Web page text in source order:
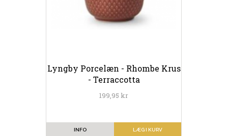
Lyngby Porcelæn - Rhombe Krus
- Terraccotta
199,95 kr
LÆG I KURV
INFO